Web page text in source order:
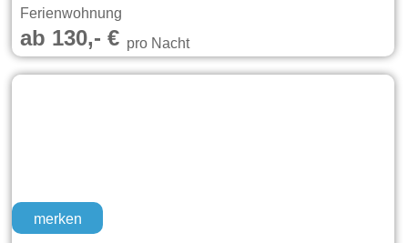
Ferienwohnung
ab 130,- €pro Nacht
merken